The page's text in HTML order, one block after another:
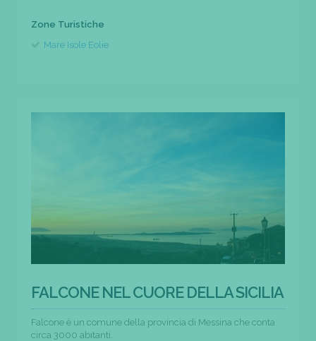
Zone Turistiche
Mare Isole Eolie
FALCONE NEL CUORE DELLA SICILIA
Falcone è un comune della provincia di Messina che conta
circa 3000 abitanti.